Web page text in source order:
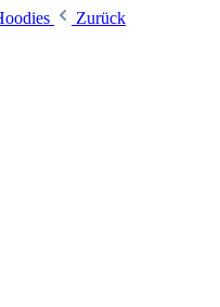
Zurück